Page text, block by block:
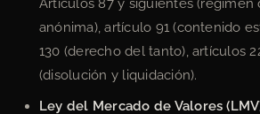
Artículos 87 y siguientes (régimen
anónima), artículo 91 (contenido
130 (derecho del tanto), artículos
(disolución y liquidación).
Ley del Mercado de Valores